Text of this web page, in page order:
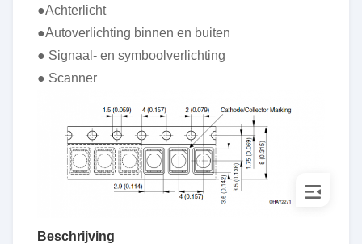
●Achterlicht
●Autoverlichting binnen en buiten
● Signaal- en symboolverlichting
● Scanner
Beschrijving